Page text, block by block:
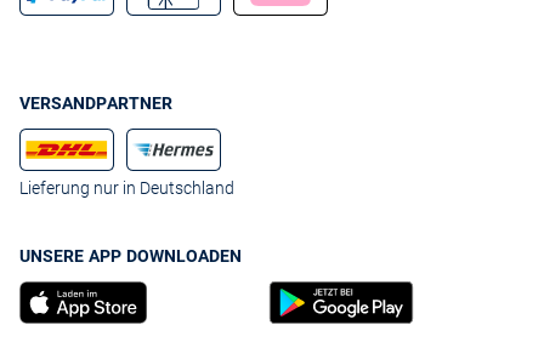
VERSANDPARTNER
Lieferung nur in Deutschland
UNSERE APP DOWNLOADEN